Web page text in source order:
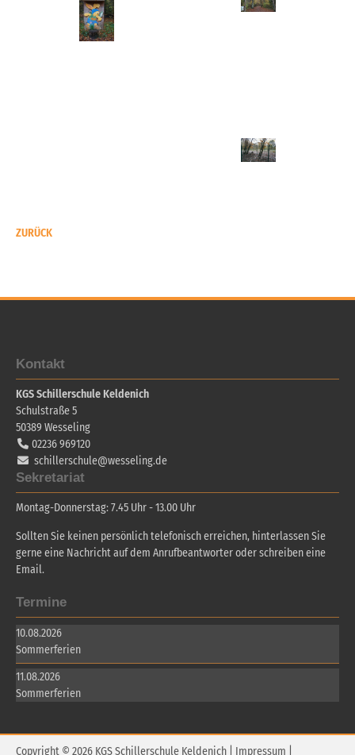
ZURÜCK
Kontakt
KGS Schillerschule Keldenich
Schulstraße 5
50389 Wesseling
02236 969120
schillerschule@wesseling.de
Sekretariat
Montag-Donnerstag: 7.45 Uhr - 13.00 Uhr
Sollten Sie keinen persönlich telefonisch erreichen, hinterlassen Sie
gerne eine Nachricht auf dem Anrufbeantworter oder schreiben eine
Email.
Termine
10.08.2026
Sommerferien
11.08.2026
Sommerferien
Copyright © 2026 KGS Schillerschule Keldenich | Impressum